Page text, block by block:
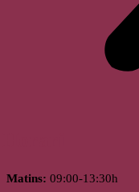
Matins: 09:00-13:30h